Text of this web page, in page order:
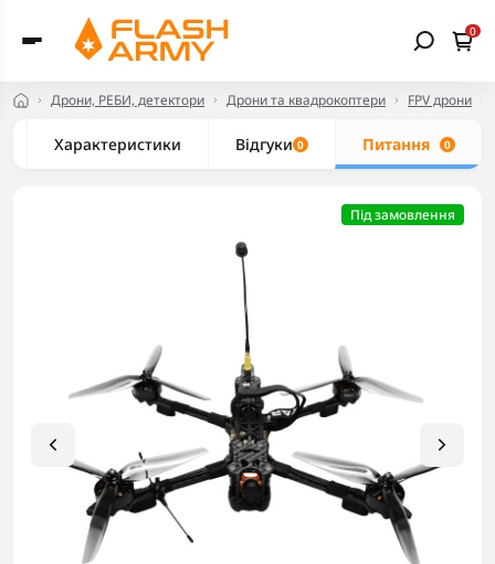
0
Дрони, РЕБИ, детектори Дрони та квадрокоптери FPV дрони
Характеристики Відгуки 0 Питання 0
Під замовлення